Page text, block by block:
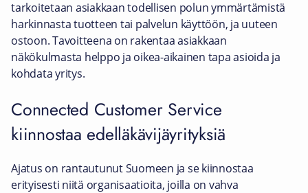
tarkoitetaan asiakkaan todellisen polun ymmärtämistä
harkinnasta tuotteen tai palvelun käyttöön, ja uuteen
ostoon. Tavoitteena on rakentaa asiakkaan
näkökulmasta helppo ja oikea-aikainen tapa asioida ja
kohdata yritys.
Connected Customer Service
kiinnostaa edelläkävijäyrityksiä
Ajatus on rantautunut Suomeen ja se kiinnostaa
erityisesti niitä organisaatioita, joilla on vahva